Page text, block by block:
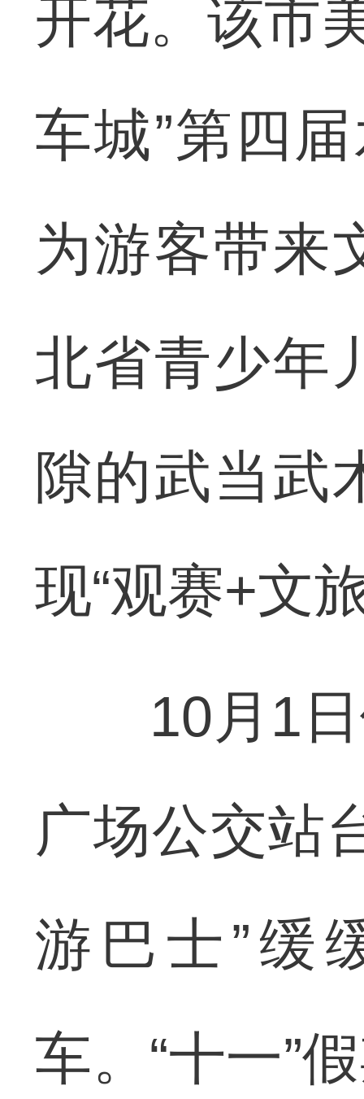
开花。该市
车城”第四
为游客带来
北省青少年
隙的武当武
现“观赛+文
10月1日
广场公交站
游巴士”缓
车。“十一”